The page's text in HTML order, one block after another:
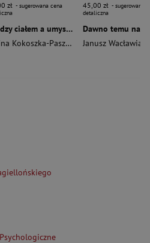
zł - sugerowana cena
Między ciałem a umysłem
Janina Kokoszka-Paszkot
Piotr Wierzbiński
45,00 zł - sugerowana
detaliczna
Janusz Wacławiak